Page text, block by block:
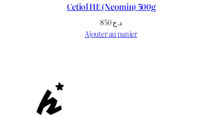
Cetiol HE (Neomin) 500g
د.ج850
Ajouter au panier